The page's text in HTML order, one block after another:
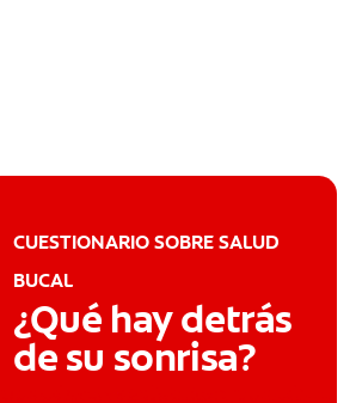
CUESTIONARIO SOBRE SALUD
BUCAL
¿Qué hay detrás
de su sonrisa?